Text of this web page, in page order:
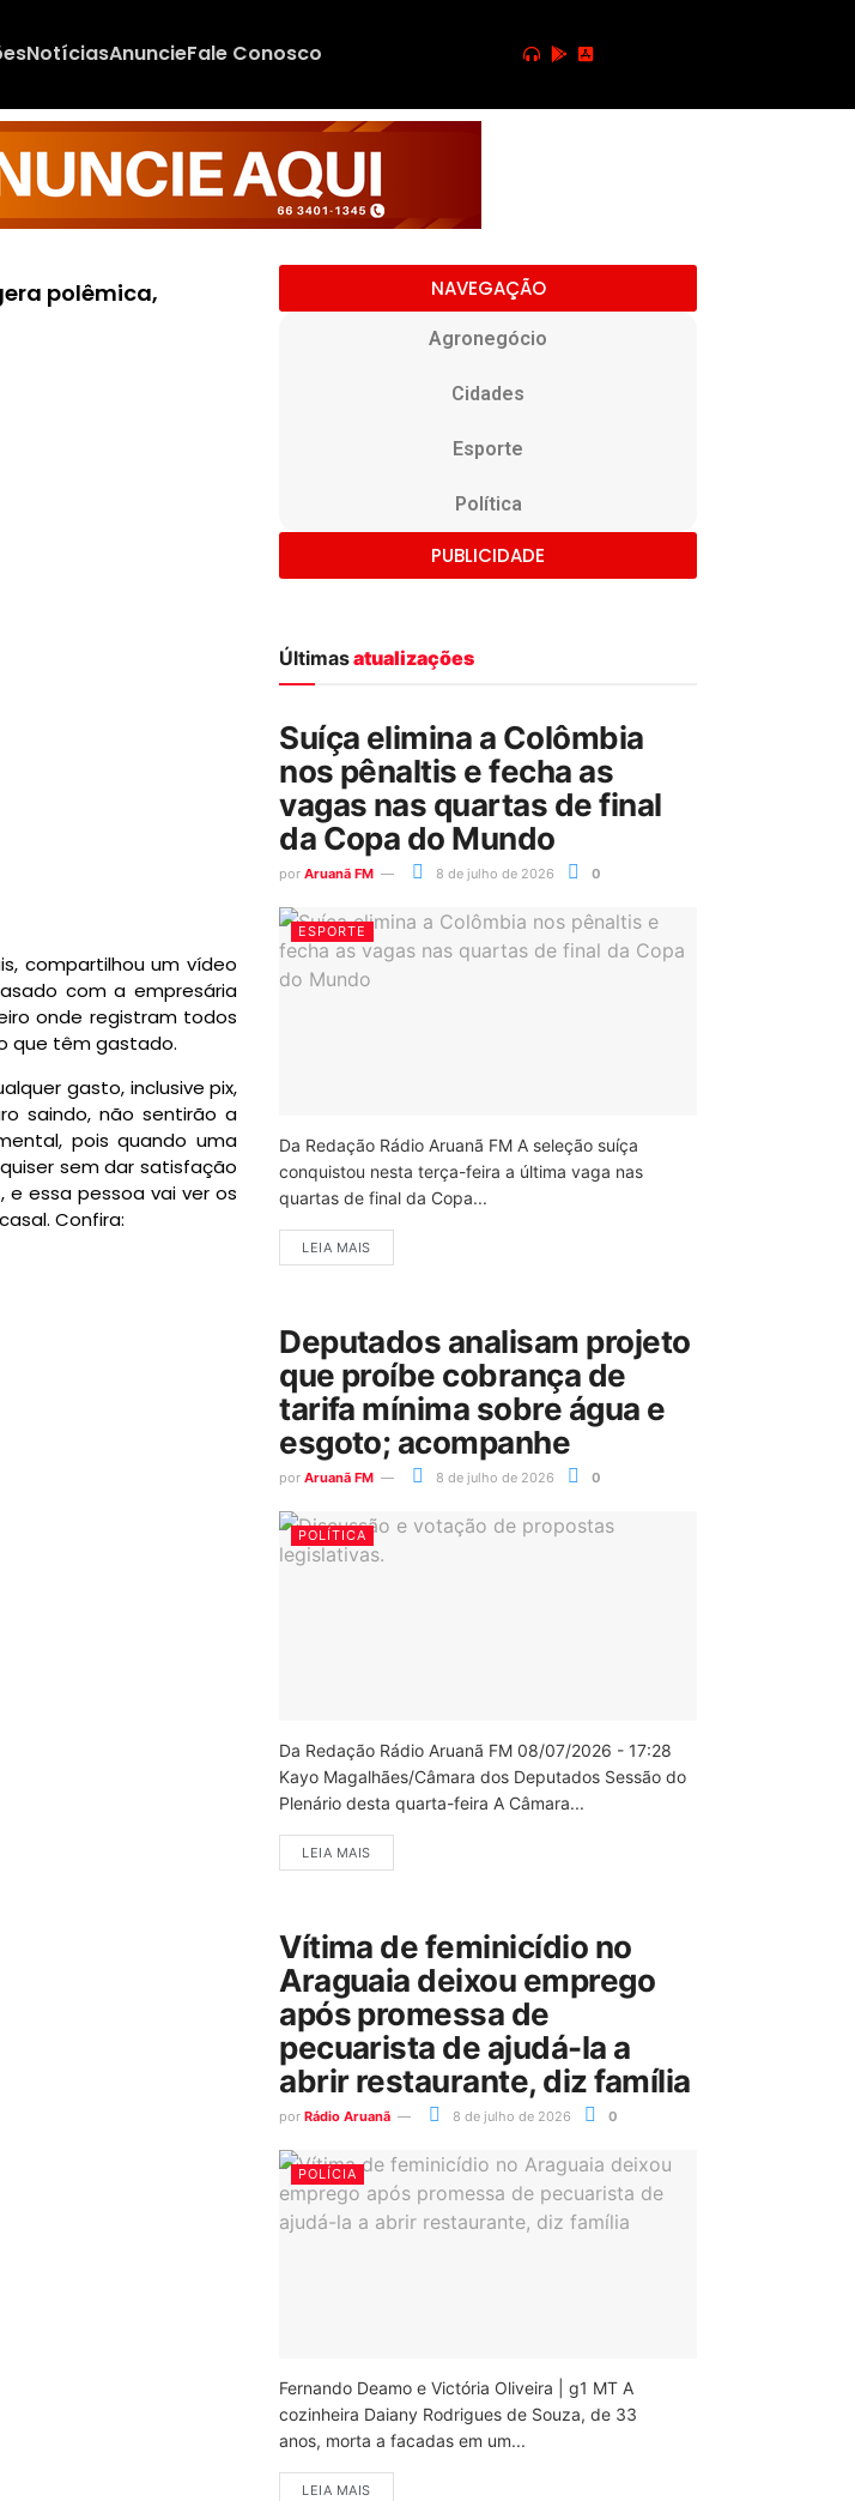
NotíciasAnuncieFale Conosco
polêmica,
compartilhou um vídeo
com a empresária
onde registram todos
que têm gastado.
gasto, inclusive pix,
saindo, não sentirão a
pois quando uma
sem dar satisfação
essa pessoa vai ver os
Confira:
NAVEGAÇÃO
Agronegócio
Cidades
Esporte
Política
PUBLICIDADE
Últimasatualizações
Suíça elimina a Colômbia
nos pênaltis e fecha as
vagas nas quartas de final
da Copa do Mundo
por Aruanã FM 8 de julho de 2026 0
ESPORTE
Da Redação Rádio Aruanã FM A seleção suíça
conquistou nesta terça-feira a última vaga nas
quartas de final da Copa...
LEIA MAIS
Deputados analisam projeto
que proíbe cobrança de
tarifa mínima sobre água e
esgoto; acompanhe
por Aruanã FM 8 de julho de 2026 0
POLÍTICA
Da Redação Rádio Aruanã FM 08/07/2026 - 17:28
Kayo Magalhães/Câmara dos Deputados Sessão do
Plenário desta quarta-feira A Câmara...
LEIA MAIS
Vítima de feminicídio no
Araguaia deixou emprego
após promessa de
pecuarista de ajudá-la a
abrir restaurante, diz família
por Rádio Aruanã 8 de julho de 2026 0
POLÍCIA
Fernando Deamo e Victória Oliveira | g1 MT A
cozinheira Daiany Rodrigues de Souza, de 33
anos, morta a facadas em um...
LEIA MAIS